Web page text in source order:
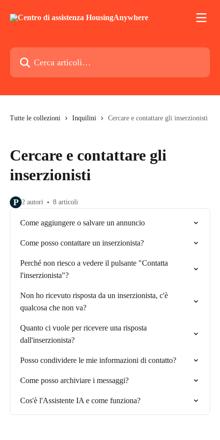
Cerca articoli…
Tutte le collezioni Inquilini Cercare e contattare gli inserzionisti
Cercare e contattare gli
inserzionisti
P 2 autori 8 articoli
Come aggiungere o salvare un annuncio
Come posso contattare un inserzionista?
Perché non riesco a vedere il pulsante "Contatta
l'inserzionista"?
Non ho ricevuto risposta da un inserzionista, c'è
qualcosa che non va?
Quanto ci vuole per ricevere una risposta
dall'inserzionista?
Posso condividere le mie informazioni di contatto?
Come posso archiviare i messaggi?
Cos'è l'Assistente IA e come funziona?